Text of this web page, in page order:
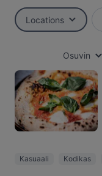
Locations
Osuvin
Kasuaali Kodikas